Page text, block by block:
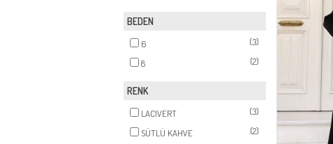
BEDEN
6
(3)
8
(2)
RENK
LACIVERT
(3)
SÜTLÜ KAHVE
(2)